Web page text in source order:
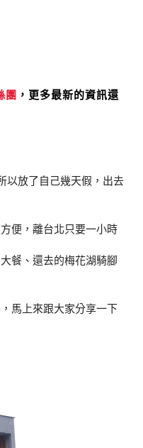
團 ，更多最新的資訊還
以放了自己幾天假，出去
便，離台北只要一小時
餐、還去的梅花湖騎腳
馬上來跟大家分享一下